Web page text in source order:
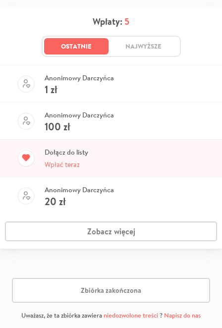
Wpłaty: 5
OSTATNIE NAJWYŻSZE
Anonimowy Darczyńca
1 zł
Anonimowy Darczyńca
100 zł
Dołącz do listy
Wpłać teraz
Anonimowy Darczyńca
20 zł
Zobacz więcej
Zbiórka zakończona
Uważasz, że ta zbiórka zawiera niedozwolone treści? Napisz do nas